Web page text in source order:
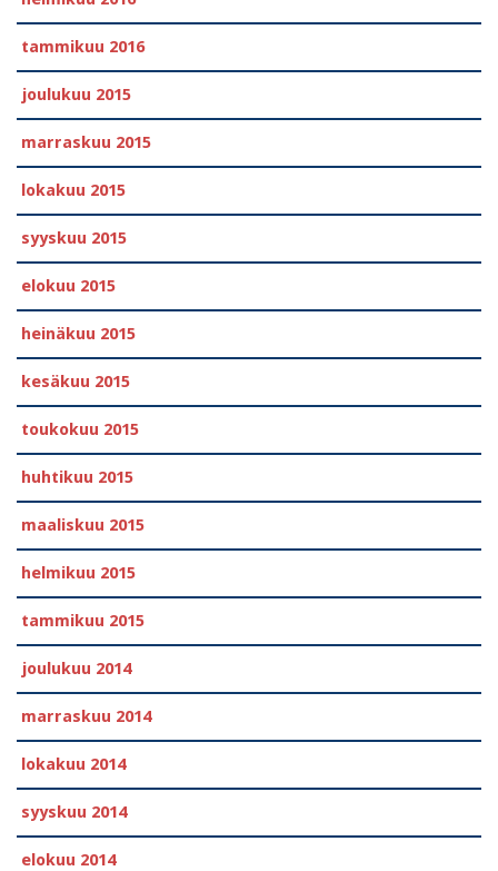
tammikuu 2016
joulukuu 2015
marraskuu 2015
lokakuu 2015
syyskuu 2015
elokuu 2015
heinäkuu 2015
kesäkuu 2015
toukokuu 2015
huhtikuu 2015
maaliskuu 2015
helmikuu 2015
tammikuu 2015
joulukuu 2014
marraskuu 2014
lokakuu 2014
syyskuu 2014
elokuu 2014